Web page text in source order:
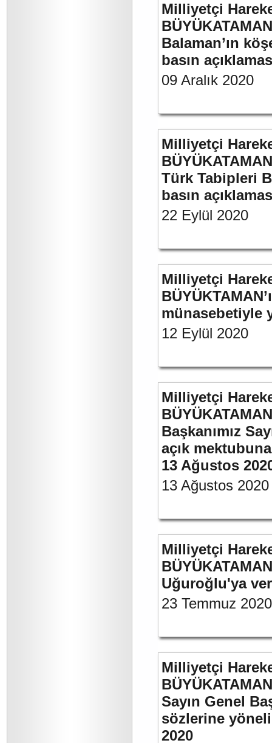
Milliyetçi
Balaman’ın
basın
09 Aralık 2020
Milliyetçi
Türk Tabipleri
basın
22 Eylül 2020
Milliyetçi
münasebetiyle
12 Eylül 2020
Milliyetçi
Başkanımız
açık
13 Ağustos
13 Ağustos 2020
Milliyetçi
Uğuroğlu'ya
23 Temmuz 2020
Milliyetçi
Sayın Genel
sözlerine
2020